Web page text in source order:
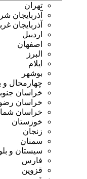
تهران
آذربایجان شرقی
آذربایجان غربی
اردبیل
اصفهان
البرز
ایلام
بوشهر
چهارمحال و
خراسان جنوبی
خراسان رضوی
خراسان شمالی
خوزستان
زنجان
سمنان
سیستان و
فارس
قزوین